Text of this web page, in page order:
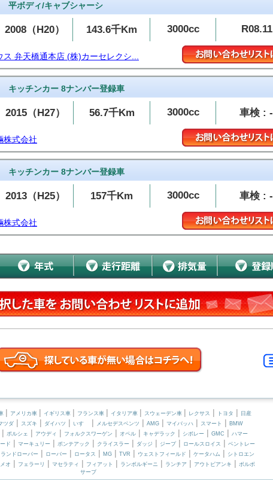
平ボディ/キャブシャーシ
2008（H20） 143.6千Km 3000cc R08.11
ス 弁天橋通本店 (株)カーセレクシ...
キッチンカー 8ナンバー登録車
2015（H27） 56.7千Km 3000cc 車検 : -
株式会社
キッチンカー 8ナンバー登録車
2013（H25） 157千Km 3000cc 車検 : -
株式会社
| アメリカ車 | イギリス車 | フランス車 | イタリア車 | スウェーデン車 | レクサス | トヨタ |
日産
ツダ | スズキ | ダイハツ | いすゞ | メルセデスベンツ | AMG | マイバッハ | スマート | BMW
| ポルシェ | アウディ | フォルクスワーゲン | オペル| キャデラック | シボレー| GMC | ハマー
ド | マーキュリー | ポンテアック | クライスラー | ダッジ | ジープ| ロールスロイス | ベントレー
ランドローバー | ローバー | ロータス | MG | TVR | ウェストフィールド | ケータハム | シトロエン
オ | フェラーリ | マセラティ | フィアット | ランボルギーニ | ランチア | アウトビアンキ | ボルボ
サーブ